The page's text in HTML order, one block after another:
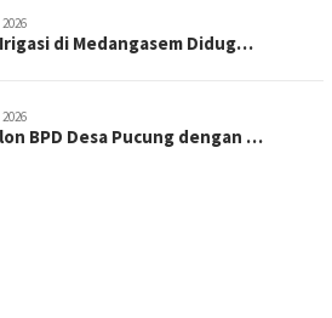
di Medangasem Didug…
BPD Desa Pucung dengan …